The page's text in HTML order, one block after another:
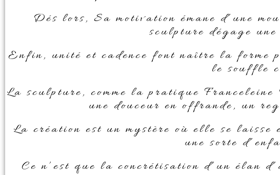
Dés lors, Sa motivation émane d’une
sculpture dégage
Enfin, unité et cadence font naître la forme
le souffle
La sculpture, comme la pratique
une douceur en offrande, un
La création est un mystère où elle se laisse
une sorte
Ce n’est que la concrétisation d’un élan